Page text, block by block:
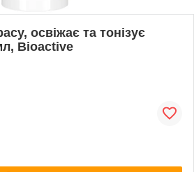
освіжає та тонізує
Bioactive